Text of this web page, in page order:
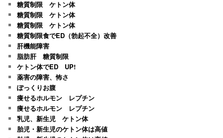
糖質制限 ケトン体
糖質制限 ケトン体
糖質制限 ケトン体
糖質制限食でED（勃起不全）改善
肝機能障害
脂肪肝 糖質制限
ケトン体でED UP!
薬害の障害、怖さ
ぽっくりお腹
痩せるホルモン レプチン
痩せるホルモン レプチン
乳児、新生児 ケトン体
胎児・新生児のケトン体は高値